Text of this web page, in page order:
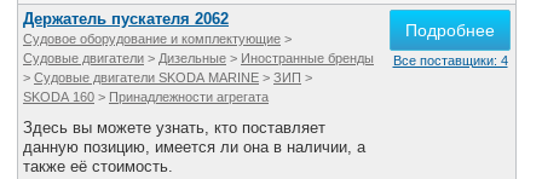
Держатель пускателя 2062
Судовое оборудование и комплектующие >
Судовые двигатели > Дизельные > Иностранные бренды
> Судовые двигатели SKODA MARINE > ЗИП >
SKODA 160 > Принадлежности агрегата
Здесь вы можете узнать, кто поставляет
данную позицию, имеется ли она в наличии, а
также её стоимость.
Подробнее
Все поставщики: 4